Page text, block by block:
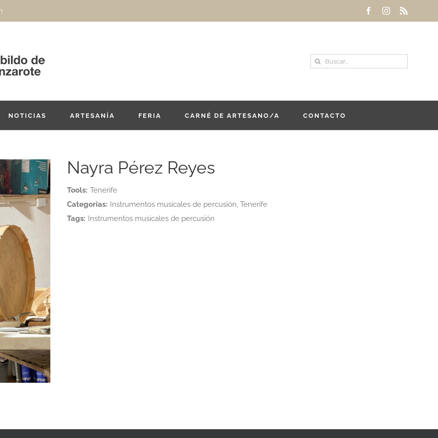
FacebookInstagram
Buscar:
NOTICIAS ARTESANÍA FERIA CARNÉ DE ARTESANO/A CONTACTO
Nayra Pérez Reyes
Tools: Tenerife
Categorias: Instrumentos musicales de percusión, Tenerife
Tags: Instrumentos musicales de percusión